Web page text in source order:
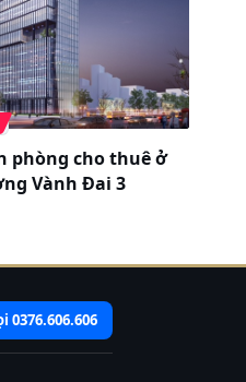
phòng cho thuê ở
Vành Đai 3
0376.606.606